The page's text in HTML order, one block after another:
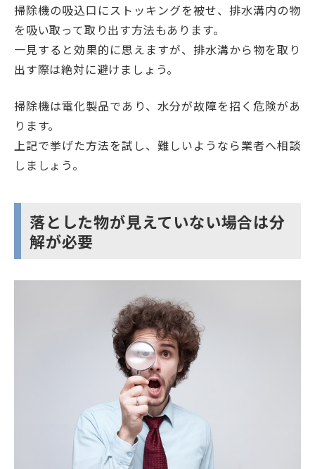
掃除機の吸込口にストッキングを被せ、排水溝内の物
を吸い取って取り出す方法もあります。
一見すると効果的に思えますが、排水溝から物を取り
出す際は絶対に避けましょう。
掃除機は電化製品であり、水分が故障を招く危険があ
ります。
上記で挙げた方法を試し、難しいようなら業者へ相談
しましょう。
落とした物が見えていない場合は分
解が必要